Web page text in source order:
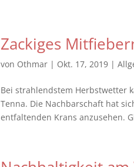
Zackiges
von Othmar | Okt. 17, 2019 |
Bei strahlendstem Herbstwetter
Tenna. Die Nachbarschaft hat
entfaltenden Krans anzusehen.